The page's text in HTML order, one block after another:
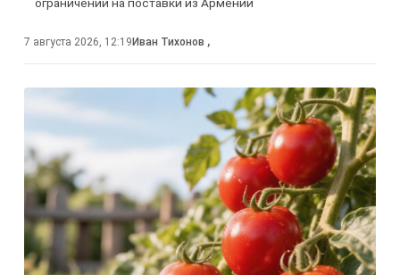
7 августа 2026, 12:19Иван Тихонов ,